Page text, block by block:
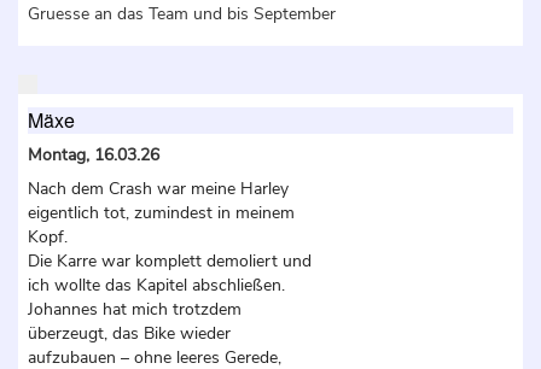
Gruesse an das Team und bis September
Mäxe
Montag, 16.03.26
Nach dem Crash war meine Harley
eigentlich tot, zumindest in meinem
Kopf.
Die Karre war komplett demoliert und
ich wollte das Kapitel abschließen.
Johannes hat mich trotzdem
überzeugt, das Bike wieder
aufzubauen – ohne leeres Gerede,